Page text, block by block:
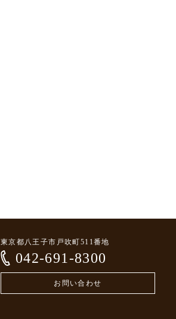
東京都八王子市戸吹町511番地
042-691-8300
お問い合わせ